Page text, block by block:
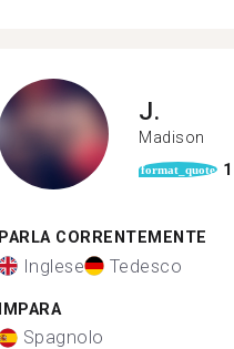
J.
Madison
format_quote 1
PARLA CORRENTEMENTE
Inglese Tedesco
IMPARA
Spagnolo